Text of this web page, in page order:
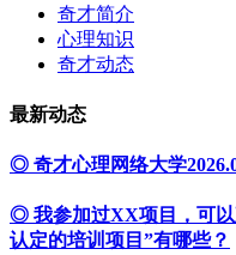
奇才简介
心理知识
奇才动态
最新动态
◎ 奇才心理网络大学
◎ 我参加过XX项目，可
认定的培训项目”有哪些？